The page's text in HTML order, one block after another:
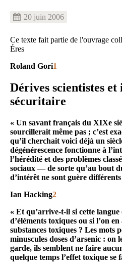
20 juin 2006
Ce texte fait partie de l'ouvrage
Éres
Roland Gori1
Dérives scientistes et
sécuritaire
« Un savant français du XIXe
sourcillerait même pas ; c’est
qu’il cherchait voici déjà un
dégénérescence fonctionne à
l’hérédité et des problèmes
sociaux — de sorte qu’au bout
d’intérêt ne sont guère
Ian Hacking2
« Et qu’arrive-t-il si cette langue
d’éléments toxiques ou si l’on
substances toxiques ? Les mots
minuscules doses d’arsenic : on
garde, ils semblent ne faire
quelque temps l’effet toxique se